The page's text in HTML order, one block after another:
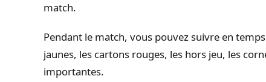
match.
Pendant le match, vous pouvez suivre en
jaunes, les cartons rouges, les hors jeu, les
importantes.